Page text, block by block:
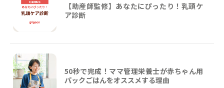
【助産師監修】あなたにぴったり！乳頭ケ
ア診断
50秒で完成！ママ管理栄養士が赤ちゃん用
パックごはんをオススメする理由